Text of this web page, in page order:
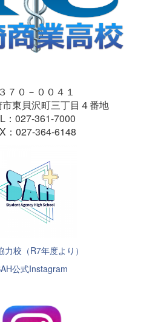
７０－００４１
東貝沢町三丁目４番地
：027-361-7000
：027-364-6148
力校（R7年度より）
公式Instagram